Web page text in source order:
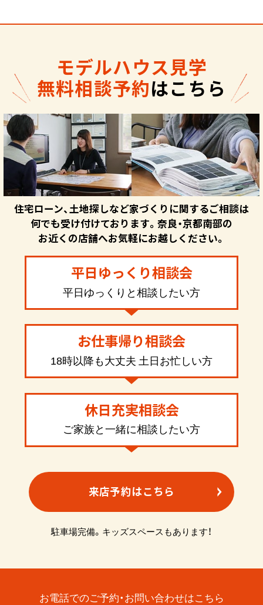
モデルハウス見学
無料相談予約はこちら
住宅ローン、土地探しなど家づくりに関するご相談は
何でも受け付けております。奈良・京都南部の
お近くの店舗へお気軽にお越しください。
平日ゆっくり相談会
平日ゆっくりと相談したい方
お仕事帰り相談会
18時以降も大丈夫 土日お忙しい方
休日充実相談会
ご家族と一緒に相談したい方
来店予約はこちら
駐車場完備。キッズスペースもあります！
お電話でのご予約・お問い合わせはこちら